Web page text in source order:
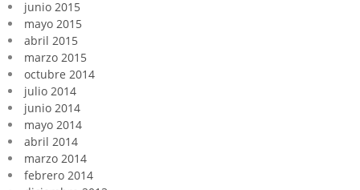
junio 2015
mayo 2015
abril 2015
marzo 2015
octubre 2014
julio 2014
junio 2014
mayo 2014
abril 2014
marzo 2014
febrero 2014